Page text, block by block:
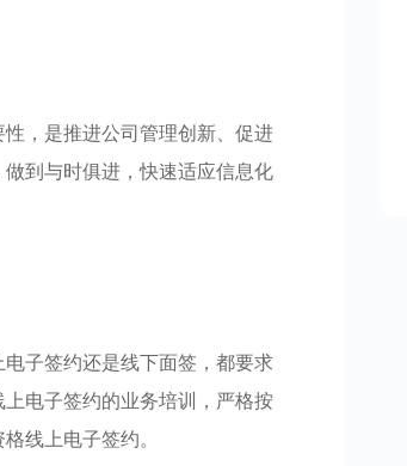
，是推进公司管理创新、促进
到与时俱进，快速适应信息化
子签约还是线下面签，都要求
电子签约的业务培训，严格按
线上电子签约。